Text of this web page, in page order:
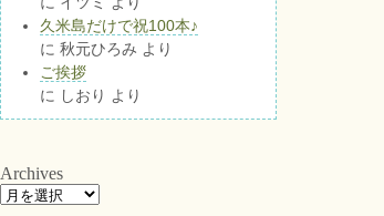
久米島だけで祝100本♪
に 秋元ひろみ より
ご挨拶
に しおり より
Archives